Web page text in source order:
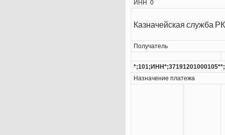
ИНН 0
Казначейская служба РК
Получатель
*;101;ИНН*;37191201000105**;
Назначение платежа